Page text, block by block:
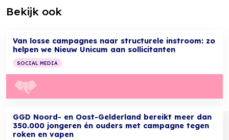
Bekijk ook
Van losse campagnes naar structurele instroom: zo
helpen we Nieuw Unicum aan sollicitanten
SOCIAL MEDIA
GGD Noord- en Oost-Gelderland bereikt meer dan
350.000 jongeren én ouders met campagne tegen
roken en vapen